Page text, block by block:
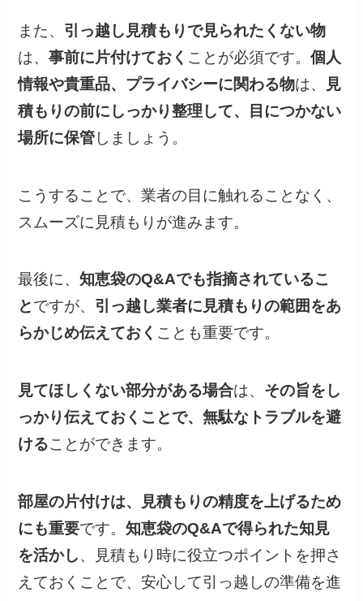
また、 引っ越し見積もりで見られたくない物
は、事前に片付けておく ことが必須です。個人
情報や貴重品、プライバシーに関わる物は、
見
積もりの前にしっかり整理して、目につかない
場所に保管しましょう。
こうすることで、業者の目に触れることなく、
スムーズに見積もりが進みます。
最後に、知恵袋のQ&Aでも指摘されているこ
とですが、 引っ越し業者に見積もりの範囲をあ
らかじめ伝えておく ことも重要です。
見てほしくない部分がある場合は、 その旨をし
っかり伝えておくことで、無駄なトラブルを避
けることができます。
部屋の片付けは、見積もりの精度を上げるため
にも重要です。知恵袋のQ&Aで得られた知見
を活かし、見積もり時に役立つポイントを押さ
えておくことで、安心して引っ越しの準備を進